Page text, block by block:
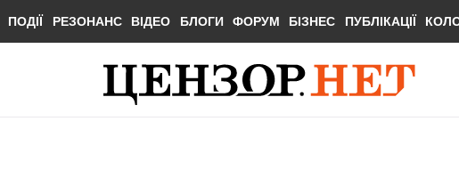
ПОДІЇ РЕЗОНАНС ВІДЕО БЛОГИ ФОРУМ БІЗНЕС ПУБЛІКАЦІЇ